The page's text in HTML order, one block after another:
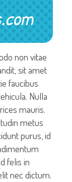
non vitae
sit amet
faucibus
Nulla
mauris.
metus
purus, id
felis in
nec dictum.